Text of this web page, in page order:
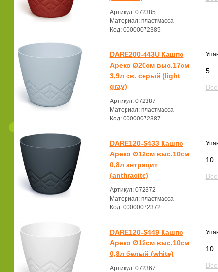
Артикул: 072385
Материал: пластмасса
Код: 00000072385
DARE200-443U Кашпо
Ареко Ø20см выс.17см
3,9л св. серый (light
gray)
Артикул: 072387
Материал: пластмасса
Код: 00000072387
5
DARE120-S433 Кашпо
Ареко Ø12см выс.10см
0,8л антрацит
(anthracite)
Артикул: 072372
Материал: пластмасса
Код: 00000072372
10
DARE120-S449 Кашпо
Ареко Ø12см выс.10см
0,8л белый (white)
Артикул: 072367
10